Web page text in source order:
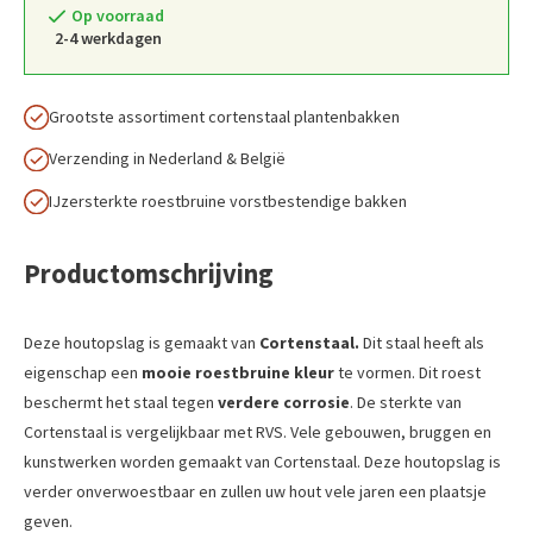
Op voorraad
2-4 werkdagen
Grootste assortiment cortenstaal plantenbakken
Verzending in Nederland & België
IJzersterkte roestbruine vorstbestendige bakken
Productomschrijving
Deze houtopslag is gemaakt van Cortenstaal. Dit staal heeft als
eigenschap een mooie roestbruine kleurte vormen. Dit roest
beschermt het staal tegen verdere corrosie. De sterkte van
Cortenstaal is vergelijkbaar met RVS. Vele gebouwen, bruggen en
kunstwerken worden gemaakt van Cortenstaal. Deze houtopslag is
verder onverwoestbaar en zullen uw hout vele jaren een plaatsje
geven.